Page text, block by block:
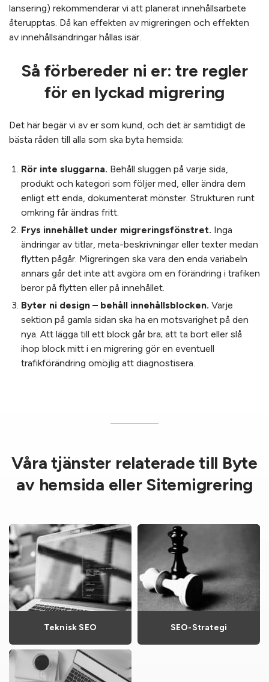
lansering) rekommenderar vi att planerat innehållsarbete
återupptas. Då kan effekten av migreringen och effekten
av innehållsändringar hållas isär.
Så förbereder ni er: tre regler
för en lyckad migrering
Det här begär vi av er som kund, och det är samtidigt de
bästa råden till alla som ska byta hemsida:
Rör inte sluggarna. Behåll sluggen på varje sida,
produkt och kategori som följer med, eller ändra dem
enligt ett enda, dokumenterat mönster. Strukturen runt
omkring får ändras fritt.
Frys innehållet under migreringsfönstret. Inga
ändringar av titlar, meta-beskrivningar eller texter medan
flytten pågår. Migreringen ska vara den enda variabeln
annars går det inte att avgöra om en förändring i trafiken
beror på flytten eller på innehållet.
Byter ni design – behåll innehållsblocken. Varje
sektion på gamla sidan ska ha en motsvarighet på den
nya. Att lägga till ett block går bra; att ta bort eller slå
ihop block mitt i en migrering gör en eventuell
trafikförändring omöjlig att diagnostisera.
Våra tjänster relaterade till Byte
av hemsida eller Sitemigrering
Teknisk SEO SEO-Strategi